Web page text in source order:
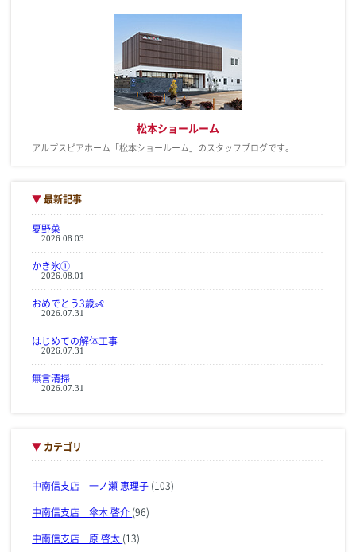
松本ショールーム
アルプスピアホーム「松本ショールーム」のスタッフブログです。
▼最新記事
夏野菜
2026.08.03
かき氷①
2026.08.01
おめでとう3歳👶
2026.07.31
はじめての解体工事
2026.07.31
無言清掃
2026.07.31
▼ カテゴリ
中南信支店 一ノ瀬 恵理子 (103)
中南信支店 傘木 啓介 (96)
中南信支店 原 啓太 (13)